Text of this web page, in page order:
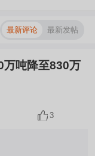
最新评论 最新发帖
3